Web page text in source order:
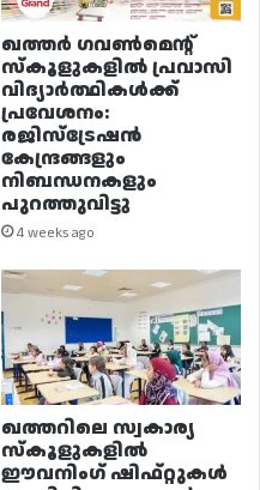
ഖത്തർ ഗവൺമെന്റ്
സ്കൂളുകളിൽ പ്രവാസി
വിദ്യാർത്ഥികൾക്ക്
പ്രവേശനം:
രജിസ്ട്രേഷൻ
കേന്ദ്രങ്ങളും
നിബന്ധനകളും
പുറത്തുവിട്ടു
4 weeks ago
ഖത്തറിലെ സ്വകാര്യ
സ്കൂളുകളിൽ
ഈവനിംഗ് ഷിഫ്റ്റുകൾ